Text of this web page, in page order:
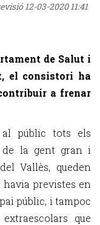
12-03-2020 11:41
de Salut i
el consistori ha
a frenar
públic tots els
de la gent gran i
Vallès, queden
havia previstes en
públic, i tampoc
que